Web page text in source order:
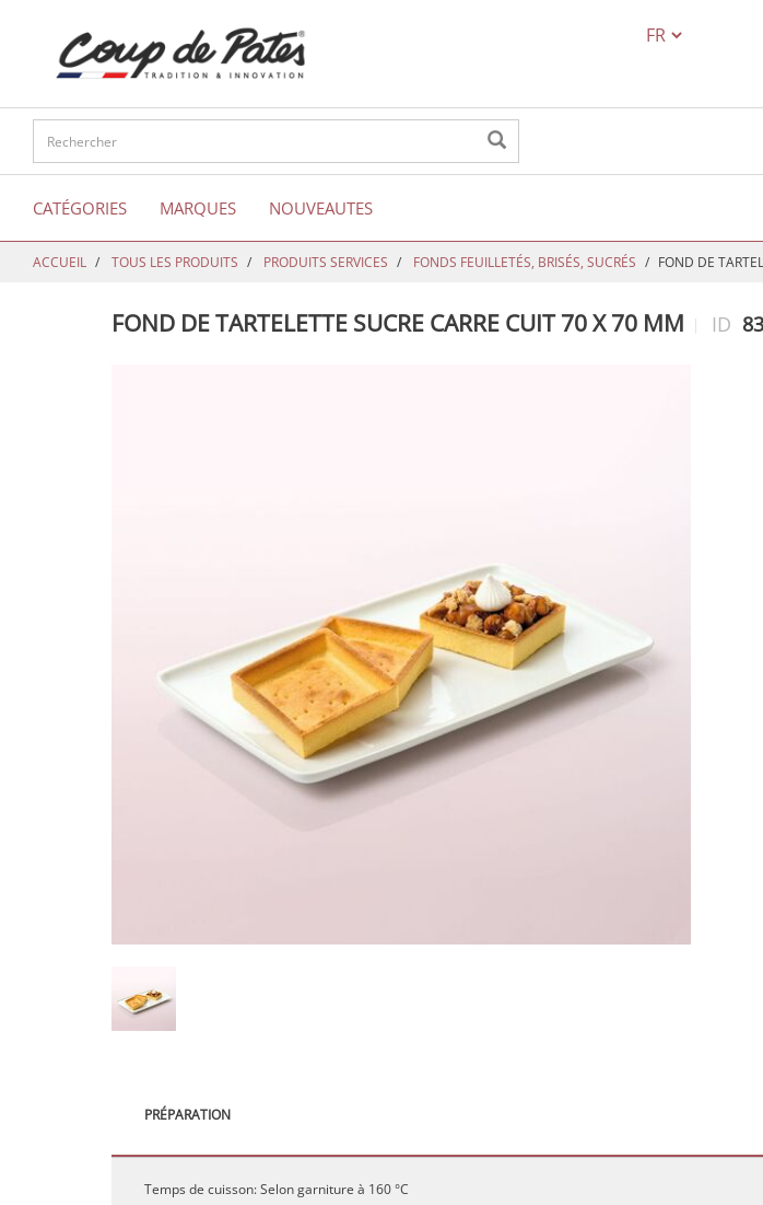
TEXT.LANGUAGE
CATÉGORIES MARQUES NOUVEAUTES
ACCUEIL TOUS LES PRODUITS PRODUITS SERVICES FONDS FEUILLETÉS, BRISÉS, SUCRÉS FOND DE
FOND DE TARTELETTE SUCRE CARRE CUIT 70 X 70 MM ID
PRÉPARATION
Temps de cuisson: Selon garniture à 160 °C